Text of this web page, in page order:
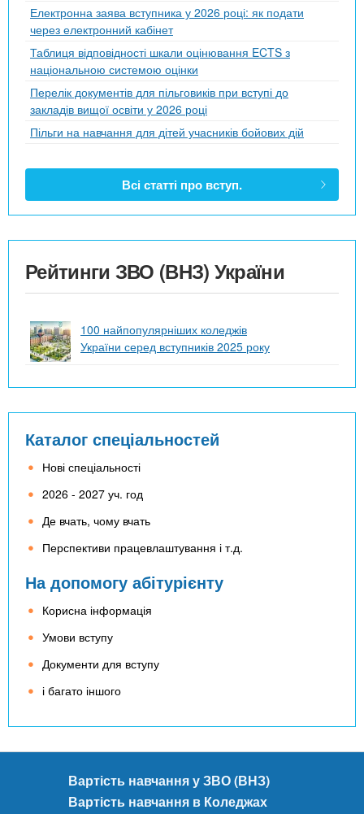
Електронна заява вступника у 2026 році: як подати
через електронний кабінет
Таблиця відповідності шкали оцінювання ECTS з
національною системою оцінки
Перелік документів для пільговиків при вступі до
закладів вищої освіти у 2026 році
Пільги на навчання для дітей учасників бойових дій
Всі статті про вступ.
Рейтинги ЗВО (ВНЗ) України
100 найпопулярніших коледжів
України серед вступників 2025 року
Каталог спеціальностей
Нові спеціальності
2026 - 2027 уч. год
Де вчать, чому вчать
Перспективи працевлаштування і т.д.
На допомогу абітурієнту
Корисна інформація
Умови вступу
Документи для вступу
і багато іншого
Вартість навчання у ЗВО (ВНЗ)
Вартість навчання в Коледжах